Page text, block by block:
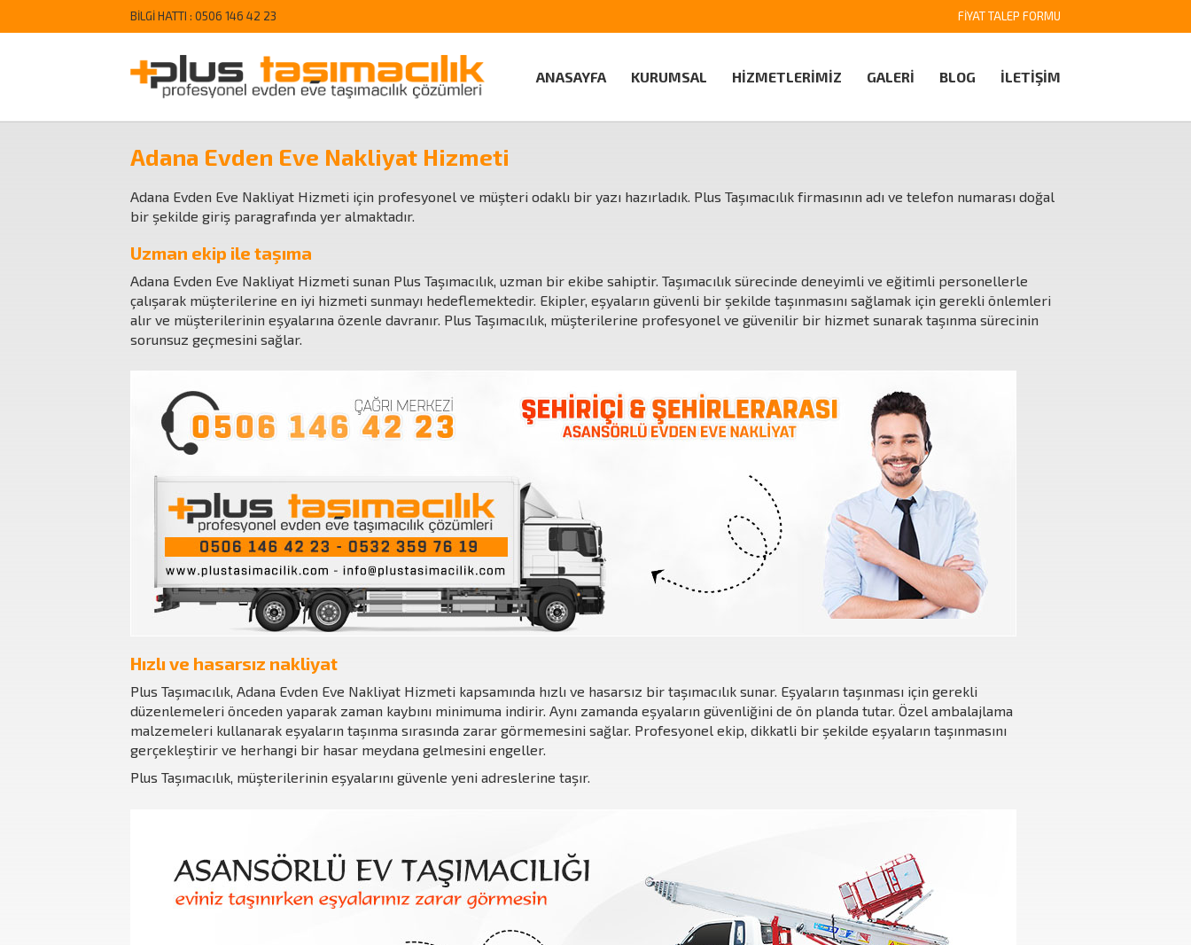
BİLGİ HATTI : 0506 146 42 23 FİYAT TALEP FORMU
ANASAYFA KURUMSAL HİZMETLERİMİZ GALERİ BLOG İLETİŞİM
Adana Evden Eve Nakliyat Hizmeti
Adana Evden Eve Nakliyat Hizmeti için profesyonel ve müşteri odaklı bir yazı hazırladık. Plus Taşımacılık firmasının adı ve telefon numarası doğal
bir şekilde giriş paragrafında yer almaktadır.
Uzman ekip ile taşıma
Adana Evden Eve Nakliyat Hizmeti sunan Plus Taşımacılık, uzman bir ekibe sahiptir. Taşımacılık sürecinde deneyimli ve eğitimli personellerle
çalışarak müşterilerine en iyi hizmeti sunmayı hedeflemektedir. Ekipler, eşyaların güvenli bir şekilde taşınmasını sağlamak için gerekli önlemleri
alır ve müşterilerinin eşyalarına özenle davranır. Plus Taşımacılık, müşterilerine profesyonel ve güvenilir bir hizmet sunarak taşınma sürecinin
sorunsuz geçmesini sağlar.
Hızlı ve hasarsız nakliyat
Plus Taşımacılık, Adana Evden Eve Nakliyat Hizmeti kapsamında hızlı ve hasarsız bir taşımacılık sunar. Eşyaların taşınması için gerekli
düzenlemeleri önceden yaparak zaman kaybını minimuma indirir. Aynı zamanda eşyaların güvenliğini de ön planda tutar. Özel ambalajlama
malzemeleri kullanarak eşyaların taşınma sırasında zarar görmemesini sağlar. Profesyonel ekip, dikkatli bir şekilde eşyaların taşınmasını
gerçekleştirir ve herhangi bir hasar meydana gelmesini engeller.
Plus Taşımacılık, müşterilerinin eşyalarını güvenle yeni adreslerine taşır.